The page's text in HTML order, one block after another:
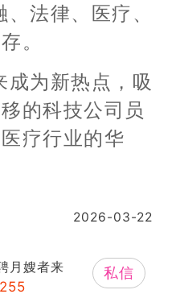
法律、医疗、
。
为新热点，吸
的科技公司员
疗行业的华
2026-03-22
月嫂者来 私信